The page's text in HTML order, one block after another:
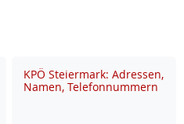
KPÖ Steiermark: Adressen,
Namen, Telefonnummern